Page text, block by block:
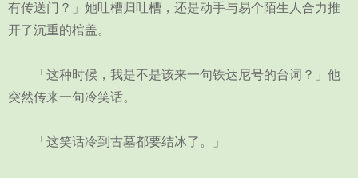
有传送门？」她吐槽归吐槽，还是动手与易个陌生人合力推
开了沉重的棺盖。
「这种时候，我是不是该来一句铁达尼号的台词？」他
突然传来一句冷笑话。
「这笑话冷到古墓都要结冰了。」